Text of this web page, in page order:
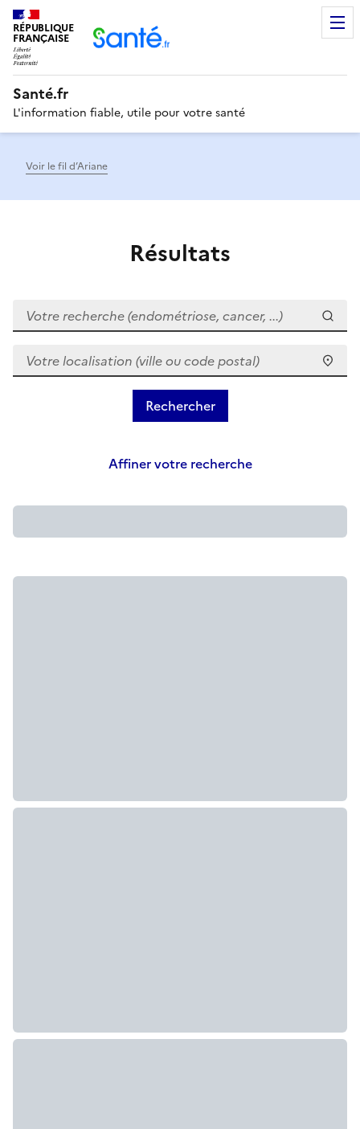
RÉPUBLIQUE
FRANÇAISE
Santé.fr
L'information fiable, utile pour votre santé
Voir le fil d’Ariane
Résultats
Votre recherche (endométriose, cancer, ...)
Votre localisation (ville ou code postal)
Affiner votre recherche